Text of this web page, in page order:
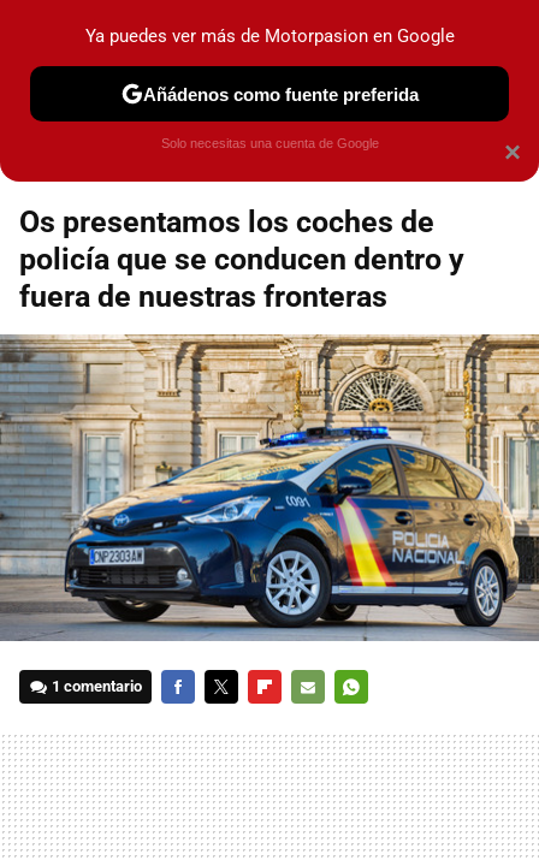
marca que se menciona
Espacio Toyota
Os presentamos los coches de
policía que se conducen dentro y
fuera de nuestras fronteras
1 comentario
MAIL
×
Ya puedes ver más de Motorpasion en Google
Añádenos como fuente preferida
Solo necesitas una cuenta de Google